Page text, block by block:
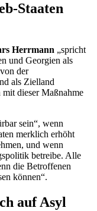
Staaten
Herrmann „spricht
und Georgien als
der
als Zielland
dieser Maßnahme
sein“, wenn
merklich erhöht
und wenn
betreibe. Alle
die Betroffenen
können“.
auf Asyl